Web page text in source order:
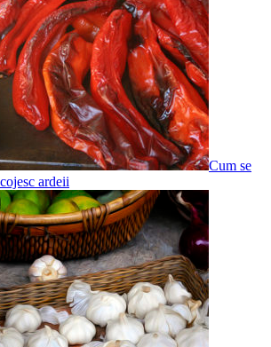
Cum se
ardeii